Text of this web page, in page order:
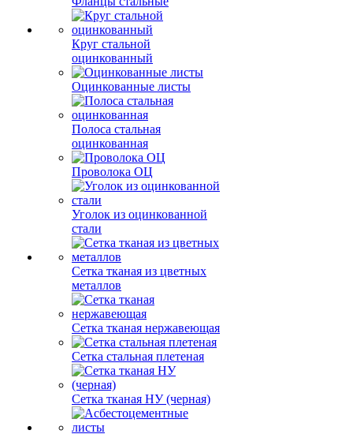
Круг стальной
оцинкованный
Оцинкованные листы
Полоса стальная
оцинкованная
Проволока ОЦ
Уголок из оцинкованной
стали
Сетка тканая из цветных
металлов
Сетка тканая нержавеющая
Сетка стальная плетеная
Сетка тканая НУ (черная)